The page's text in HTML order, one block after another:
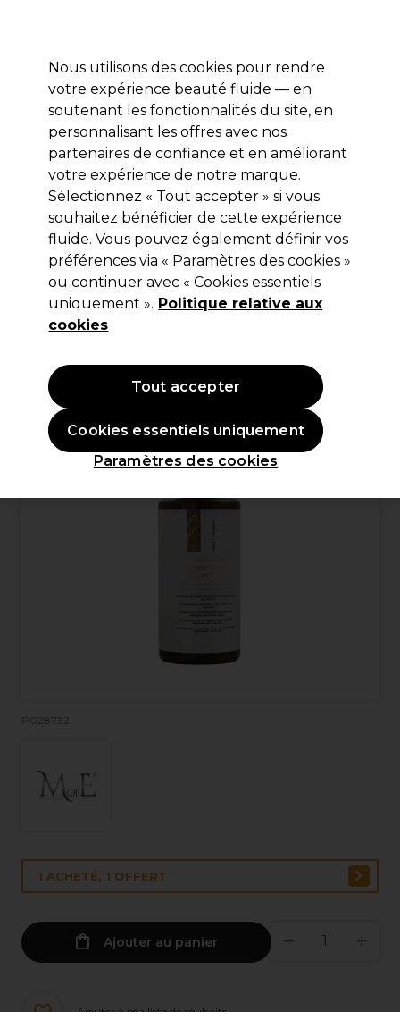
Se connecter
Marques Bons plans Coiffure Electro et Matériel
Livraison et délais
lire la suite
Minerals Of Eden
Minerals Of Eden Gel douche
Apaisant 500ml
(0)
24,65 €Hors TVA
EXCLUSIF
P028732
1 ACHETÉ, 1 OFFERT
Ajouter au panier
Nous utilisons des cookies pour rendre
votre expérience beauté fluide — en
soutenant les fonctionnalités du site, en
personnalisant les offres avec nos
partenaires de confiance et en améliorant
votre expérience de notre marque.
Sélectionnez « Tout accepter » si vous
souhaitez bénéficier de cette expérience
fluide. Vous pouvez également définir vos
préférences via « Paramètres des cookies »
ou continuer avec « Cookies essentiels
uniquement ». Politique relative aux
cookies
Paramètres des cookies
Cookies essentiels uniquement
Tout accepter